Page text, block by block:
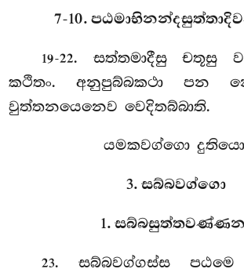
7-10.
19-22. සත්තමාදීසු චතූසු
කථිතං. අනුපුබ්බකථා පන
වුත්තනයෙනෙව වෙදිතබ්බාති.
යමකවග්ගො
3. සබ්බවග්ගො
1.
23. සබ්බවග්ගස්ස